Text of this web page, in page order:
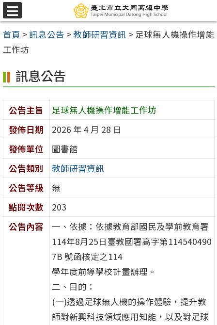
跳
至
主
要
容
區
選
單
首頁 >訊息公告 >教師研習資訊 > 足球無人機操作增能
工作坊
訊息公告
公告主旨
足球無人機操作增能工作坊
發佈日期
2026 年 4 月 28 日
發佈單位
圖書館
公告類別
教師研習資訊
公告等級
無
點閱次數
203
公告內容
一、依據：依據教育部國民及學前教育署
114年8月25日臺教國署高字第114540490
7B 號函核定之114
學年度前導學校計畫辦理。
二、目的：
(一)透過足球無人機的操作體驗，提升教
師對新興科技領域應用知能，以及對足球